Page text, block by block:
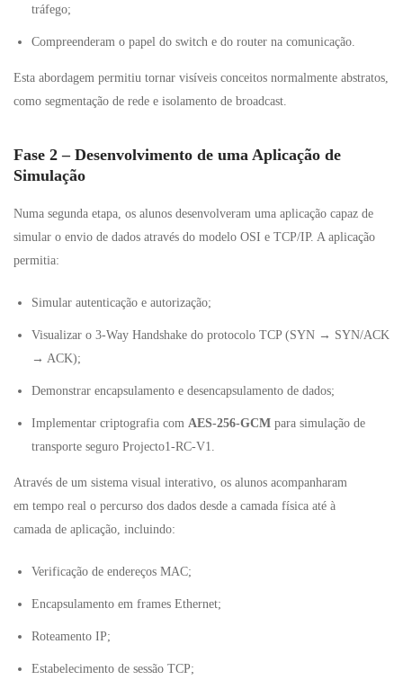
tráfego;
Compreenderam o papel do switch e do router na comunicação.
Esta abordagem permitiu tornar visíveis conceitos normalmente abstratos,
como segmentação de rede e isolamento de broadcast.
Fase 2 – Desenvolvimento de uma Aplicação de
Simulação
Numa segunda etapa, os alunos desenvolveram uma aplicação capaz de
simular o envio de dados através do modelo OSI e TCP/IP. A aplicação
permitia:
Simular autenticação e autorização;
Visualizar o 3-Way Handshake do protocolo TCP (SYN → SYN/ACK
→ ACK);
Demonstrar encapsulamento e desencapsulamento de dados;
Implementar criptografia com AES-256-GCM para simulação de
transporte seguro Projecto1-RC-V1.
Através de um sistema visual interativo, os alunos acompanharam
em tempo real o percurso dos dados desde a camada física até à
camada de aplicação, incluindo:
Verificação de endereços MAC;
Encapsulamento em frames Ethernet;
Roteamento IP;
Estabelecimento de sessão TCP;